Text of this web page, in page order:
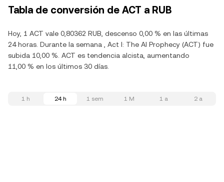
Tabla de conversión de ACT a RUB
Hoy, 1 ACT vale 0,80362 RUB, descenso 0,00 % en las últimas
24 horas. Durante la semana , Act I: The AI Prophecy (ACT) fue
subida 10,00 %. ACT es tendencia alcista, aumentando
11,00 % en los últimos 30 días.
1 h 24 h 1 sem 1 M 1 a 2 a